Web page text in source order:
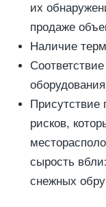
их
продаже
Наличие
Соответствие
Присутствие
рисков,
сырость
снежных